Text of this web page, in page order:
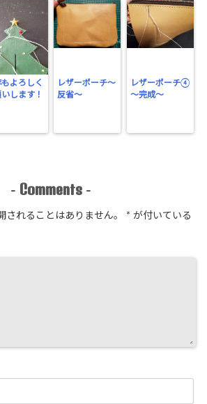
よろしく
します！
レザーポーチ～
反省～
レザーポーチ④
～完成～
- Comments -
されることはありません。 * が付いている